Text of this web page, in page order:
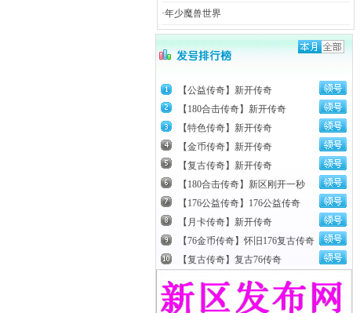
·年少魔兽世界
【公益传奇】新开传奇
【180合击传奇】新开传奇
【特色传奇】新开传奇
【金币传奇】新开传奇
【复古传奇】新开传奇
【180合击传奇】新区刚开一秒
【176公益传奇】176公益传奇
【月卡传奇】新开传奇
【76金币传奇】怀旧176复古传奇
【复古传奇】复古76传奇